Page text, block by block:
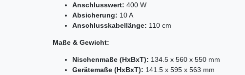
Anschlusswert: 400 W
Absicherung: 10 A
Anschlusskabellänge: 110 cm
Maße & Gewicht:
Nischenmaße (HxBxT): 134.5 x 560 x 550 mm
Gerätemaße (HxBxT): 141.5 x 595 x 563 mm